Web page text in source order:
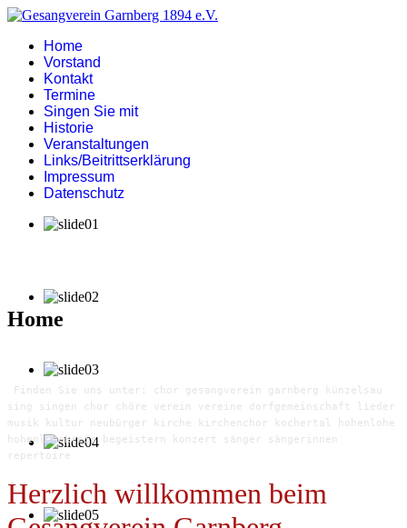
Home
Vorstand
Kontakt
Termine
Singen Sie mit
Historie
Veranstaltungen
Links/Beitrittserklärung
Impressum
Datenschutz
Home
Finden Sie uns unter: chor gesangverein garnberg künzelsau
sing singen chor chöre verein vereine dorfgemeinschaft lieder
musik kultur neubürger kirche kirchenchor kochertal hohenlohe
hohenlohekreis begeistern konzert sänger sängerinnen
repertoire
Herzlich willkommen beim